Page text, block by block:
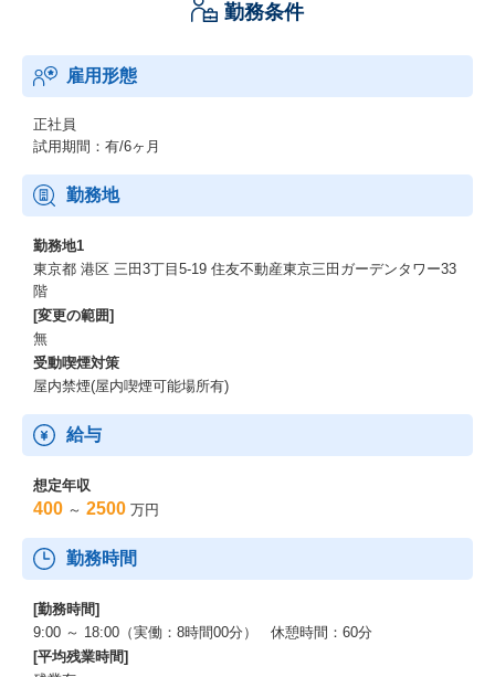
勤務条件
雇用形態
正社員
試用期間：有/6ヶ月
勤務地
勤務地1
東京都 港区 三田3丁目5-19 住友不動産東京三田ガーデンタワー33
階
[変更の範囲]
無
受動喫煙対策
屋内禁煙(屋内喫煙可能場所有)
給与
想定年収
400 ～ 2500 万円
勤務時間
[勤務時間]
9:00 ～ 18:00（実働：8時間00分） 休憩時間：60分
[平均残業時間]